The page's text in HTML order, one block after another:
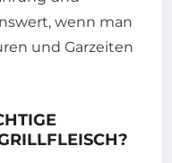
wenn man
und Garzeiten